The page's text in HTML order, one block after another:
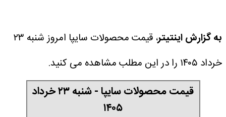
به گزارش اینتیتر
، قیمت محصولات سایپا امروز شنبه ۲۳
خرداد ۱۴۰۵ را در این مطلب مشاهده می کنید.
قیمت محصولات سایپا - شنبه ۲۳ خرداد
۱۴۰۵